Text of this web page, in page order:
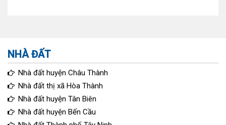
NHÀ ĐẤT
Nhà đất huyện Châu Thành
Nhà đất thị xã Hòa Thành
Nhà đất huyện Tân Biên
Nhà đất huyện Bến Cầu